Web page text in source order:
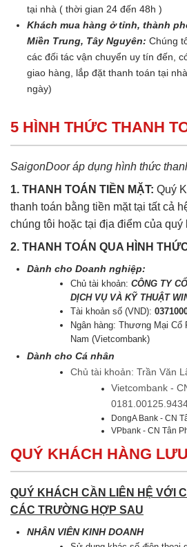
tại nhà ( thời gian 24 đến 48h )
Khách mua hàng ở tỉnh, thành
Miền Trung, Tây Nguyên: Chúng
các đối tác vận chuyển uy tín đến,
giao hàng, lắp đặt thanh toán tại
ngày)
5 HÌNH THỨC THANH
SaigonDoor áp dụng hình thức
1. THANH TOÁN TIỀN MẶT: Quý
thanh toán bằng tiền mặt tại tất cả
chúng tôi hoặc tại địa điểm của quý
2. THANH TOÁN QUA HÌNH
Dành cho Doanh nghiệp:
Chủ tài khoản:CÔNG TY
DỊCH VỤ VÀ KỸ THUẬT
Tài khoản số (VND):
Ngân hàng: Thương Mại Cổ
Nam (Vietcombank)
Dành cho Cá nhân
Chủ tài khoản: Trần Văn
Vietcombank -
DongA Bank - CN
VPbank - CN Tân
QUÝ KHÁCH HÀNG
QUÝ KHÁCH CẦN LIÊN HỆ VỚI
CÁC TRƯỜNG HỢP SAU
NHÂN VIÊN KINH DOANH